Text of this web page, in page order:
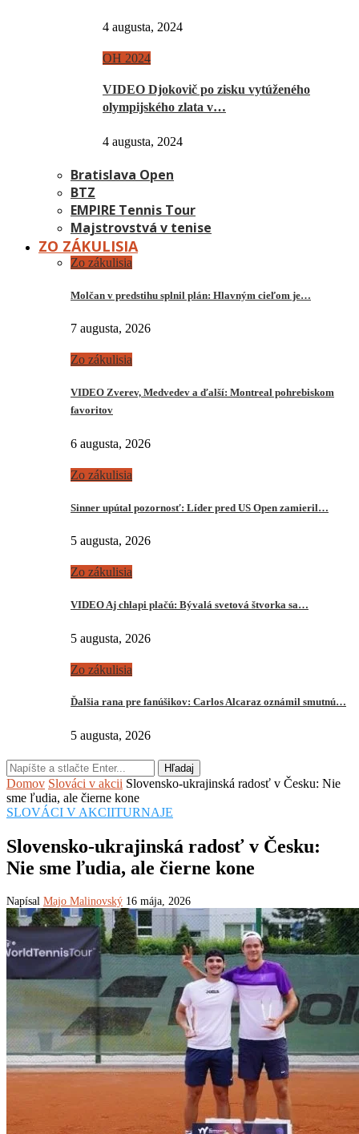
4 augusta, 2024
OH 2024
VIDEO Djokovič po zisku vytúženého
olympijského zlata v…
4 augusta, 2024
Bratislava Open
BTZ
EMPIRE Tennis Tour
Majstrovstvá v tenise
ZO ZÁKULISIA
Zo zákulisia
Molčan v predstihu splnil plán: Hlavným cieľom je…
7 augusta, 2026
Zo zákulisia
VIDEO Zverev, Medvedev a ďalší: Montreal pohrebiskom
favoritov
6 augusta, 2026
Zo zákulisia
Sinner upútal pozornosť: Líder pred US Open zamieril…
5 augusta, 2026
Zo zákulisia
VIDEO Aj chlapi plačú: Bývalá svetová štvorka sa…
5 augusta, 2026
Zo zákulisia
Ďalšia rana pre fanúšikov: Carlos Alcaraz oznámil smutnú…
5 augusta, 2026
Hľadaj
Domov Slováci v akcii Slovensko-ukrajinská radosť v Česku: Nie
sme ľudia, ale čierne kone
SLOVÁCI V AKCIITURNAJE
Slovensko-ukrajinská radosť v Česku:
Nie sme ľudia, ale čierne kone
Napísal Majo Malinovský 16 mája, 2026